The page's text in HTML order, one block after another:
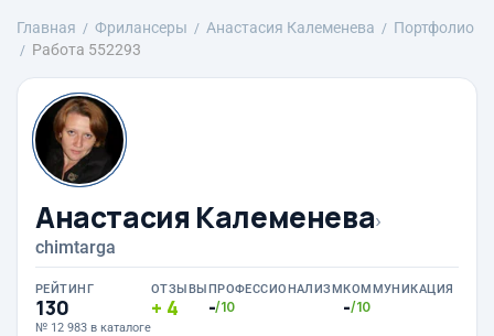
Главная Фрилансеры Анастасия Калеменева
Портфолио
Работа 552293
Анастасия Калеменева›
chimtarga
РЕЙТИНГ
130
№ 12 983 в каталоге
ОТЗЫВЫ
4
ПРОФЕССИОНАЛИЗМ
-/10
КОММУНИКАЦИЯ
-/10